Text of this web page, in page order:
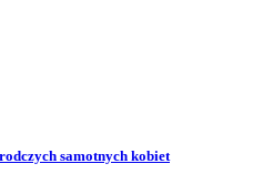
samotnych kobiet